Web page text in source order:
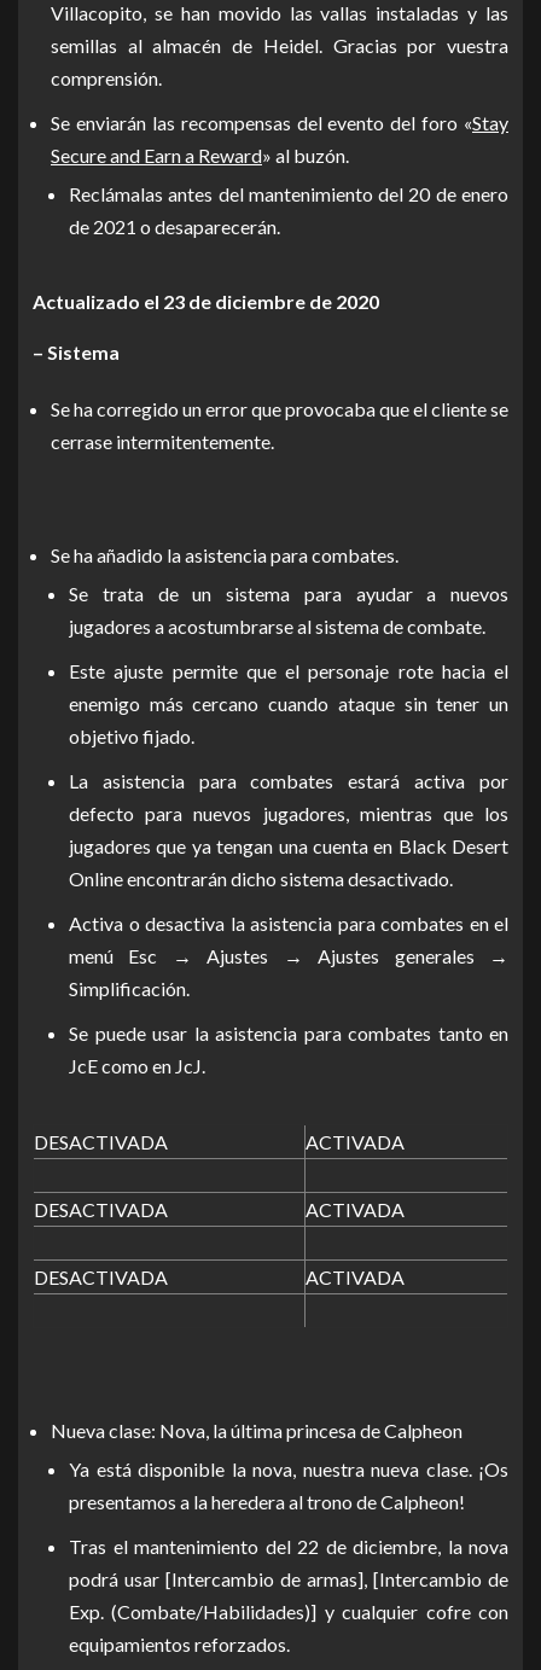
Villacopito, se han movido las vallas instaladas y las
semillas al almacén de Heidel. Gracias por vuestra
comprensión.
Se enviarán las recompensas del evento del foro «Stay
Secure and Earn a Reward» al buzón.
Reclámalas antes del mantenimiento del 20 de enero
de 2021 o desaparecerán.
Actualizado el 23 de diciembre de 2020
– Sistema
Se ha corregido un error que provocaba que el cliente se
cerrase intermitentemente.
Se ha añadido la asistencia para combates.
Se trata de un sistema para ayudar a nuevos
jugadores a acostumbrarse al sistema de combate.
Este ajuste permite que el personaje rote hacia el
enemigo más cercano cuando ataque sin tener un
objetivo fijado.
La asistencia para combates estará activa por
defecto para nuevos jugadores, mientras que los
jugadores que ya tengan una cuenta en Black Desert
Online encontrarán dicho sistema desactivado.
Activa o desactiva la asistencia para combates en el
menú Esc → Ajustes → Ajustes generales →
Simplificación.
Se puede usar la asistencia para combates tanto en
JcE como en JcJ.
DESACTIVADA ACTIVADA
DESACTIVADA ACTIVADA
DESACTIVADA ACTIVADA
Nueva clase: Nova, la última princesa de Calpheon
Ya está disponible la nova, nuestra nueva clase. ¡Os
presentamos a la heredera al trono de Calpheon!
Tras el mantenimiento del 22 de diciembre, la nova
podrá usar [Intercambio de armas], [Intercambio de
Exp. (Combate/Habilidades)] y cualquier cofre con
equipamientos reforzados.